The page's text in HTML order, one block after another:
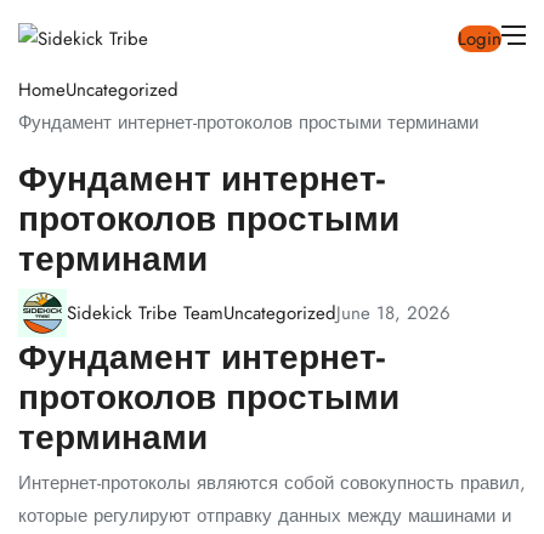
Login
HomeUncategorized
Фундамент интернет-протоколов простыми терминами
Фундамент интернет-
протоколов простыми
терминами
Sidekick Tribe TeamUncategorizedJune 18, 2026
Фундамент интернет-
протоколов простыми
терминами
Интернет-протоколы являются собой совокупность правил,
которые регулируют отправку данных между машинами и